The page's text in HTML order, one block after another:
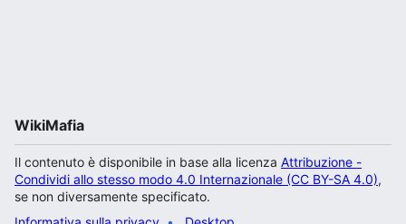
WikiMafia
Il contenuto è disponibile in base alla licenza Attribuzione -
Condividi allo stesso modo 4.0 Internazionale (CC BY-SA 4.0),
se non diversamente specificato.